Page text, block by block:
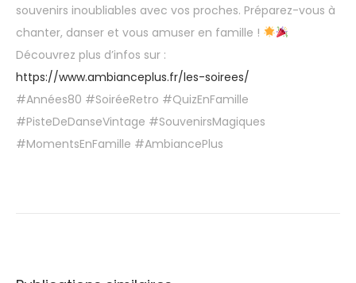
souvenirs inoubliables avec vos proches. Préparez-vous à
chanter, danser et vous amuser en famille !
Découvrez plus d’infos sur :
https://www.ambianceplus.fr/les-soirees/
#Années80 #SoiréeRetro #QuizEnFamille
#PisteDeDanseVintage #SouvenirsMagiques
#MomentsEnFamille #AmbiancePlus